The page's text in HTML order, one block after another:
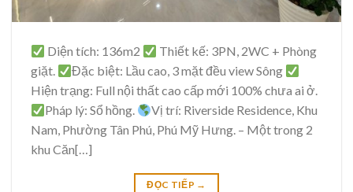
Diện tích: 136m2
Thiết kế: 3PN, 2WC + Phòng
giặt.
Đặc biệt: Lầu cao, 3 mặt đều view Sông
Hiện trạng: Full nội thất cao cấp mới 100% chưa ai ở.
Pháp lý: Sổ hồng.
Vị trí: Riverside Residence, Khu
Nam, Phường Tân Phú, Phú Mỹ Hưng. – Một trong 2
khu Căn[…]
ĐỌC TIẾP →